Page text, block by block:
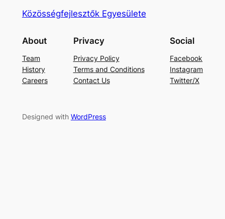
Közösségfejlesztők Egyesülete
About
Team
History
Careers
Privacy
Privacy Policy
Terms and Conditions
Contact Us
Social
Facebook
Instagram
Twitter/X
Designed with WordPress